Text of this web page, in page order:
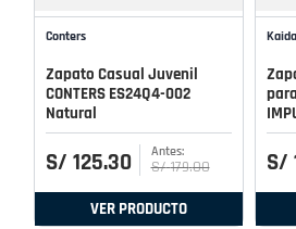
Conters
Zapato Casual Juvenil
CONTERS ES24Q4-002
Natural
S/ 125.30 S/ 179.00
VER PRODUCTO
Kaida
S/